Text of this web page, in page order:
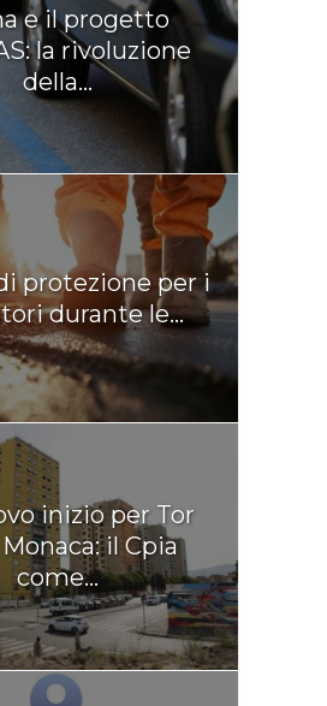
e il progetto
la rivoluzione
della...
protezione per i
durante le...
inizio per Tor
il Cpia
come...